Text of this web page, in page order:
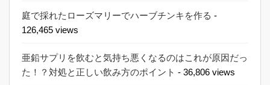
庭で採れたローズマリーでハーブチンキを作る -
126,465 views
亜鉛サプリを飲むと気持ち悪くなるのはこれが原因だっ
た！？対処と正しい飲み方のポイント - 36,806 views